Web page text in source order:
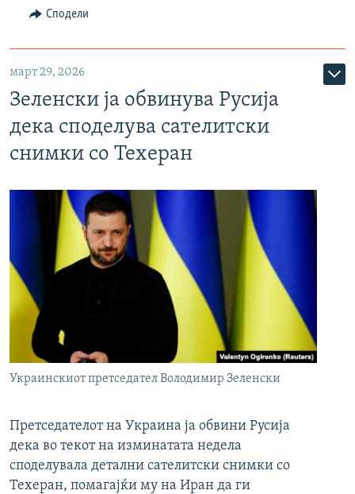
Сподели
март 29, 2026
Зеленски ја обвинува Русија
дека споделува сателитски
снимки со Техеран
Украинскиот претседател Володимир Зеленски
Претседателот на Украина ја обвини Русија
дека во текот на изминатата недела
споделувала детални сателитски снимки со
Техеран, помагајќи му на Иран да ги